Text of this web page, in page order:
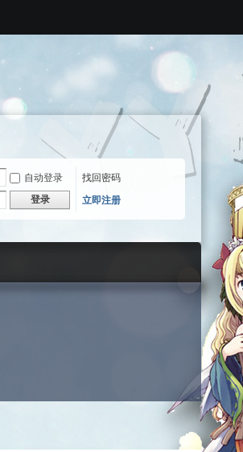
自动登录
找回密码
登录 立即注册